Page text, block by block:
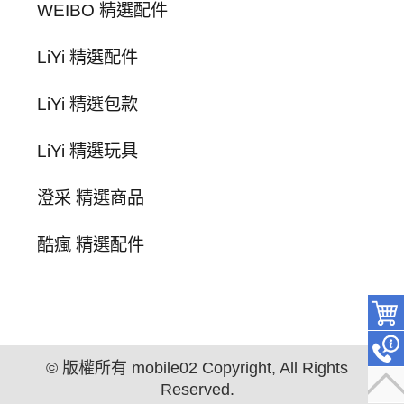
WEIBO 精選配件
LiYi 精選配件
LiYi 精選包款
LiYi 精選玩具
澄采 精選商品
酷瘋 精選配件
© 版權所有 mobile02 Copyright, All Rights
Reserved.